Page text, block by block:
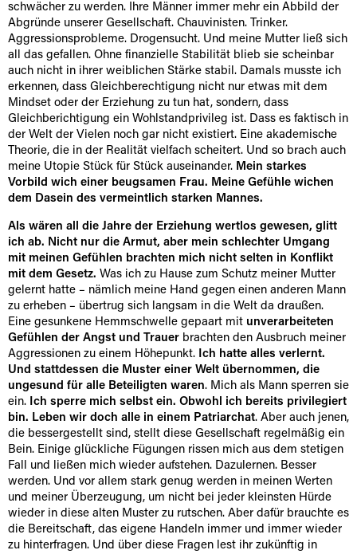
schwächer zu werden. Ihre Männer immer mehr ein Abbild der
Abgründe unserer Gesellschaft. Chauvinisten. Trinker.
Aggressionsprobleme. Drogensucht. Und meine Mutter ließ sich
all das gefallen. Ohne finanzielle Stabilität blieb sie scheinbar
auch nicht in ihrer weiblichen Stärke stabil. Damals musste ich
erkennen, dass Gleichberechtigung nicht nur etwas mit dem
Mindset oder der Erziehung zu tun hat, sondern, dass
Gleichberichtigung ein Wohlstandprivileg ist. Dass es faktisch in
der Welt der Vielen noch gar nicht existiert. Eine akademische
Theorie, die in der Realität vielfach scheitert. Und so brach auch
meine Utopie Stück für Stück auseinander. Mein starkes
Vorbild wich einer beugsamen Frau. Meine Gefühle wichen
dem Dasein des vermeintlich starken Mannes.
Als wären all die Jahre der Erziehung wertlos gewesen, glitt
ich ab. Nicht nur die Armut, aber mein schlechter Umgang
mit meinen Gefühlen brachten mich nicht selten in Konflikt
mit dem Gesetz. Was ich zu Hause zum Schutz meiner Mutter
gelernt hatte – nämlich meine Hand gegen einen anderen Mann
zu erheben – übertrug sich langsam in die Welt da draußen.
Eine gesunkene Hemmschwelle gepaart mit unverarbeiteten
Gefühlen der Angst und Trauer brachten den Ausbruch meiner
Aggressionen zu einem Höhepunkt. Ich hatte alles verlernt.
Und stattdessen die Muster einer Welt übernommen, die
ungesund für alle Beteiligten waren. Mich als Mann sperren sie
ein. Ich sperre mich selbst ein. Obwohl ich bereits privilegiert
bin. Leben wir doch alle in einem Patriarchat. Aber auch jenen,
die bessergestellt sind, stellt diese Gesellschaft regelmäßig ein
Bein. Einige glückliche Fügungen rissen mich aus dem stetigen
Fall und ließen mich wieder aufstehen. Dazulernen. Besser
werden. Und vor allem stark genug werden in meinen Werten
und meiner Überzeugung, um nicht bei jeder kleinsten Hürde
wieder in diese alten Muster zu rutschen. Aber dafür brauchte es
die Bereitschaft, das eigene Handeln immer und immer wieder
zu hinterfragen. Und über diese Fragen lest ihr zukünftig in